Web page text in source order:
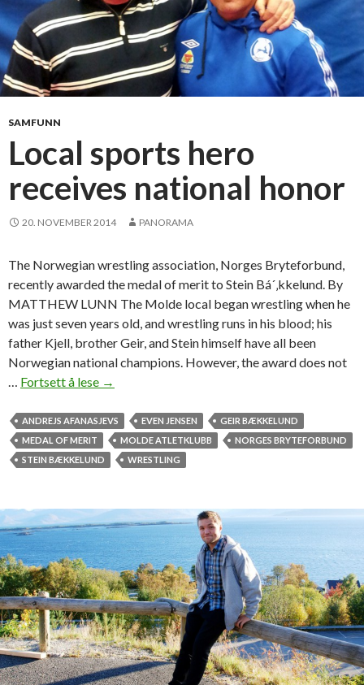
SAMFUNN
Local sports hero
receives national honor
20. NOVEMBER 2014 PANORAMA
The Norwegian wrestling association, Norges Bryteforbund,
recently awarded the medal of merit to Stein Bá´‚kkelund. By
MATTHEW LUNN The Molde local began wrestling when he
was just seven years old, and wrestling runs in his blood; his
father Kjell, brother Geir, and Stein himself have all been
Norwegian national champions. However, the award does not
… Fortsett å lese L
c
l
o
r
t
s
h
e
r
o
r
→
ANDREJS AFANASJEVS EVEN JENSEN
GEIR BÆKKELUND
MEDAL OF MERIT
MOLDE ATLETKLUBB
NORGES BRYTEFORBUND
STEIN BÆKKELUND
WRESTLING